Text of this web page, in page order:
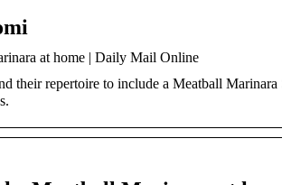
at home | Daily Mail Online
their repertoire to include a Meatball